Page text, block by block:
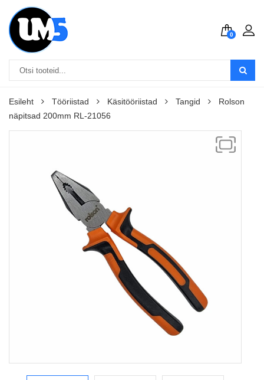
0
Esileht Tööriistad Käsitööriistad Tangid
Rolson
näpitsad 200mm RL-21056